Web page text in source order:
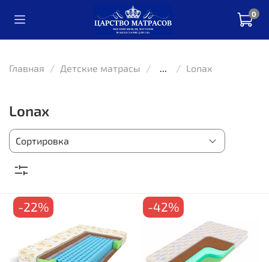
0
Главная Детские матрасы ... Lonax
Lonax
-22% -42%